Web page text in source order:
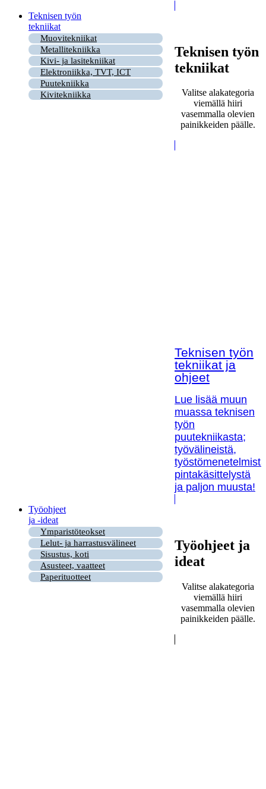
Teknisen työn
tekniikat
Muovitekniikat
Metallitekniikka
Kivi- ja lasitekniikat
Elektroniikka, TVT, ICT
Puutekniikka
Kivitekniikka
Teknisen työn
tekniikat
Valitse alakategoria
viemällä hiiri
vasemmalla olevien
painikkeiden päälle.
Teknisen työn
tekniikat ja
ohjeet
Lue lisää muun
muassa teknisen
työn
puutekniikasta;
työvälineistä,
pintakäsittelystä
ja paljon muusta!
Työohjeet
ja -ideat
Ymparistöteokset
Lelut- ja harrastusvälineet
Sisustus, koti
Asusteet, vaatteet
Paperituotteet
Työohjeet ja
ideat
Valitse alakategoria
viemällä hiiri
vasemmalla olevien
painikkeiden päälle.